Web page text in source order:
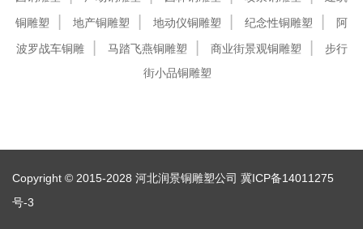
铜雕塑
地产铜雕塑 地动仪铜雕塑 纪念性铜雕塑
阿
波罗战车铜雕
马踏飞燕铜雕塑 商业街景观铜雕塑
步行
街小品铜雕塑
Copyright © 2015-2028 河北润景铜雕塑公司 冀ICP备14011275
号-3